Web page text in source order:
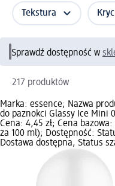
Tekstura
Sprawdź dostępność w
217 produktów
Marka: essence; Nazwa
do paznokci Glassy Ice Mini
Cena: 4,45 zł; Cena
za 100 ml); Dostępność:
Dostawa dostępna, Status